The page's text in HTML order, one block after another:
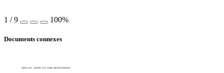
1 /9 100%
Documents connexes